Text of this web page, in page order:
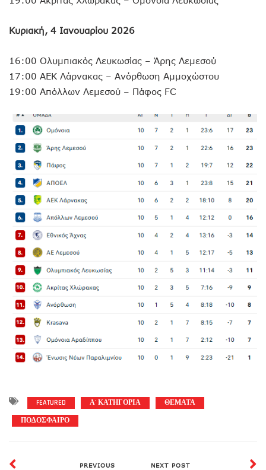
Κυριακή, 4 Ιανουαρίου 2026
16:00 Ολυμπιακός Λευκωσίας – Άρης Λεμεσού
17:00 ΑΕΚ Λάρνακας – Ανόρθωση Αμμοχώστου
19:00 Απόλλων Λεμεσού – Πάφος FC
FEATURED Α' ΚΑΤΗΓΟΡΙΑ
ΘΕΜΑΤΑ
ΠΟΔΟΣΦΑΙΡΟ
PREVIOUS NEXT POST